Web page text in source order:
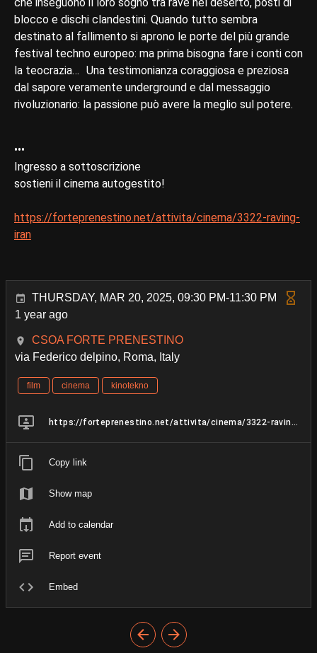
blocco e dischi clandestini. Quando tutto sembra
destinato al fallimento si aprono le porte del più grande
festival techno europeo: ma prima bisogna fare i conti con
la teocrazia… Una testimonianza coraggiosa e preziosa
dal sapore veramente underground e dal messaggio
rivoluzionario: la passione può avere la meglio sul potere.
•••
Ingresso a sottoscrizione
sostieni il cinema autogestito!
https://forteprenestino.net/attivita/cinema/3322-raving-
iran
THURSDAY, MAR 20, 2025, 09:30 PM-11:30 PM
1 year ago
CSOA FORTE PRENESTINO
via Federico delpino, Roma, Italy
film cinema kinotekno
https://forteprenestino.net/attivita/cinema/3322-raving-iran
Copy link
Show map
Add to calendar
Report event
Embed